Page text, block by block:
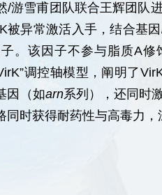
/游雪甫团队联合王辉团队
被异常激活入手，结合基
。该因子不参与脂质A
调控轴模型，阐明了
因（如arn系列），还同时
时获得耐药性与高毒力